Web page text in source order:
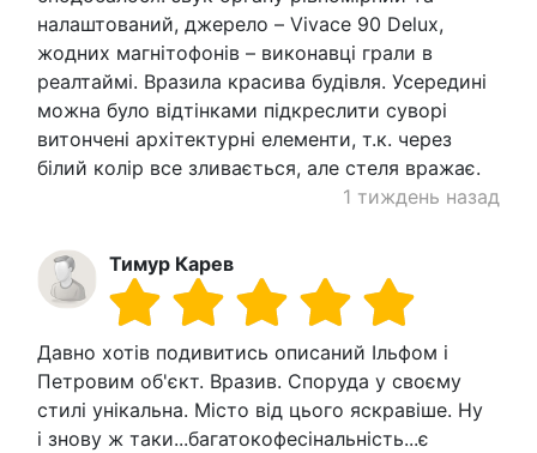
налаштований, джерело – Vivace 90 Delux,
жодних магнітофонів – виконавці грали в
реалтаймі. Вразила красива будівля. Усередині
можна було відтінками підкреслити суворі
витончені архітектурні елементи, т.к. через
білий колір все зливається, але стеля вражає.
1 тиждень назад
Тимур Карев
Давно хотів подивитись описаний Ільфом і
Петровим об'єкт. Вразив. Споруда у своєму
стилі унікальна. Місто від цього яскравіше. Ну
і знову ж таки...багатокофесінальність...є